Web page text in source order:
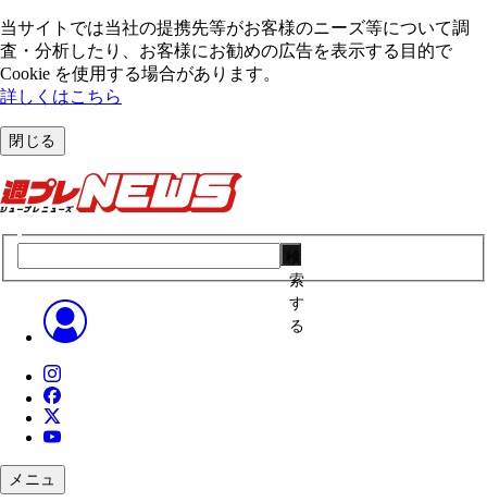
当サイトでは当社の提携先等がお客様のニーズ等について調
査・分析したり、お客様にお勧めの広告を表⽰する⽬的で
Cookie を使⽤する場合があります。
詳しくはこちら
閉じる
索
す
る
メニュ